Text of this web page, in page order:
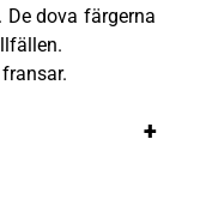
dova färgerna
+